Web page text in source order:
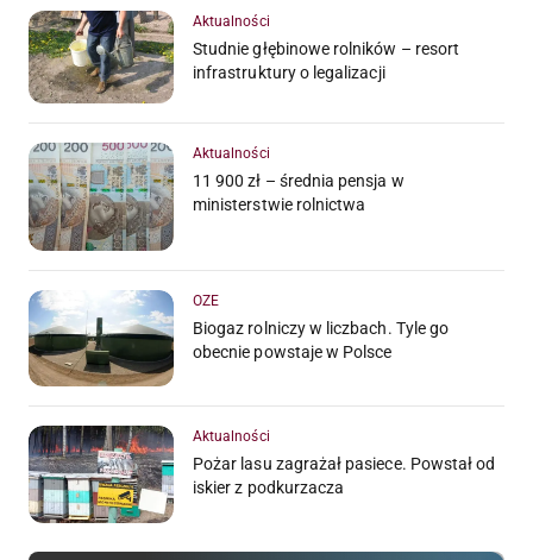
Aktualności
Studnie głębinowe rolników – resort
infrastruktury o legalizacji
Aktualności
11 900 zł – średnia pensja w
ministerstwie rolnictwa
OZE
Biogaz rolniczy w liczbach. Tyle go
obecnie powstaje w Polsce
Aktualności
Pożar lasu zagrażał pasiece. Powstał od
iskier z podkurzacza